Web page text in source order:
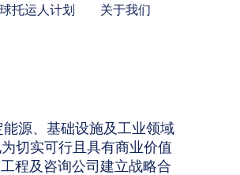
托运人计划 关于我们
源、基础设施及工业领域
切实可行且具有商业价值
程及咨询公司建立战略合